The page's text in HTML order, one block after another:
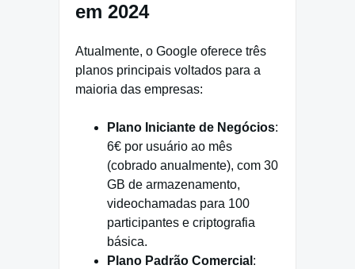
em 2024
Atualmente, o Google oferece três
planos principais voltados para a
maioria das empresas:
Plano Iniciante de Negócios:
6€ por usuário ao mês
(cobrado anualmente), com 30
GB de armazenamento,
videochamadas para 100
participantes e criptografia
básica.
Plano Padrão Comercial :